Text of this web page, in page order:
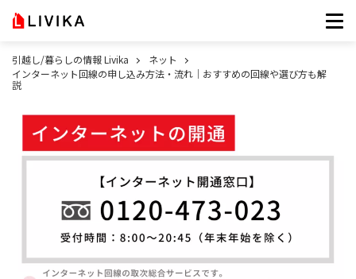
引越し/暮らしの情報 Livika
ネット
インターネット回線の申し込み方法・流れ｜おすすめの回線や選び方も解
説